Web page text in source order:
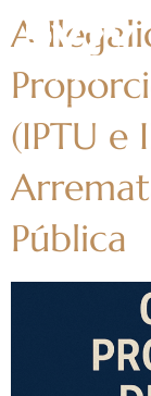
A
(IPTU e
Pública